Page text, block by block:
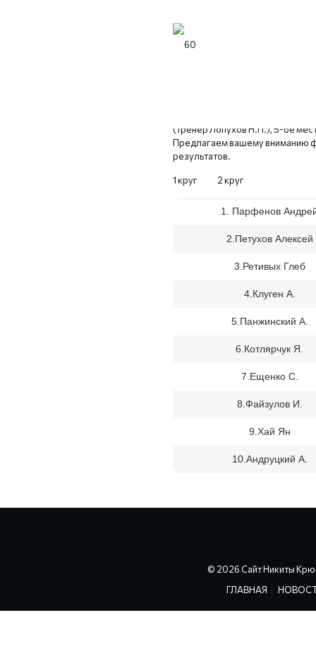
(тренер Лопухов Н.П.), 5-ое
Предлагаем вашему вниманию
результатов.
1 круг 2 круг
1. Парфенов
2.Петухов Алексей
3.Ретивых Глеб
4.Клуген А.
5.Панжинский А.
6.Котлярчук Я.
7.Ещенко С.
8.Файзулов И.
9.Хай Ян
10.Андруцкий А.
© 2026 Сайт Никиты
ГЛАВНАЯ